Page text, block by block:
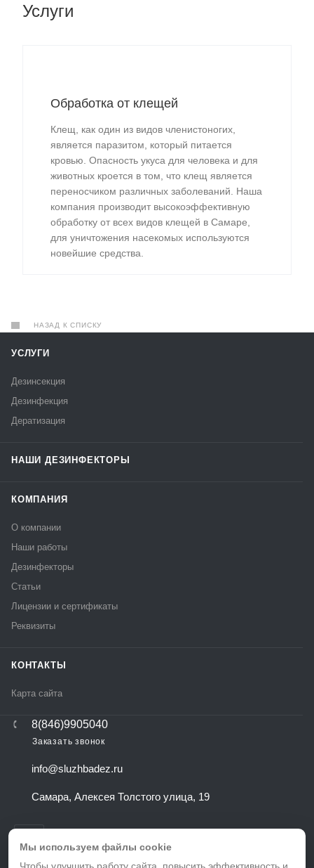
Услуги
Обработка от клещей
Клещ, как один из видов членистоногих,
является паразитом, который питается
кровью. Опасность укуса для человека и для
животных кроется в том, что клещ является
переносчиком различных заболеваний. Наша
компания производит высокоэффективную
обработку от всех видов клещей в Самаре,
для уничтожения насекомых используются
новейшие средства.
НАЗАД К СПИСКУ
УСЛУГИ
Дезинсекция
Дезинфекция
Дератизация
НАШИ ДЕЗИНФЕКТОРЫ
КОМПАНИЯ
О компании
Наши работы
Дезинфекторы
Статьи
Лицензии и сертификаты
Реквизиты
КОНТАКТЫ
Карта сайта
8(846)9905040
Заказать звонок
info@sluzhbadez.ru
Самара, Алексея Толстого улица, 19
Мы используем файлы cookie